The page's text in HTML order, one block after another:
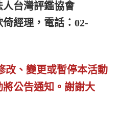
人台灣評鑑協會
倚經理，電話：02-
改、變更或暫停本活動
公告通知。 謝謝大